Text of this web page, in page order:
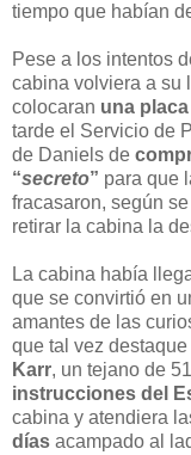
tiempo que habían
Pese a los intentos
cabina volviera a su
colocaran una
tarde el Servicio de
de Daniels de
“secreto” para que
fracasaron, según
retirar la cabina la
La cabina había
que se convirtió en
amantes de las
que tal vez
Karr, un tejano de
instrucciones del
cabina y atendiera
días acampado al